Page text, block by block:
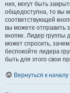
них, могут быть
общедоступна, то вы
соответствующей
вы можете отправить
кнопке. Лидер группы
может спросить,
беспокойте лидера
быть для этого свои
Вернуться к началу